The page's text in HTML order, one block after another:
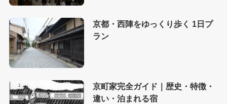
京都・西陣をゆっくり歩く 1日プ
ラン
京町家完全ガイド｜歴史・特徴・
違い・泊まれる宿